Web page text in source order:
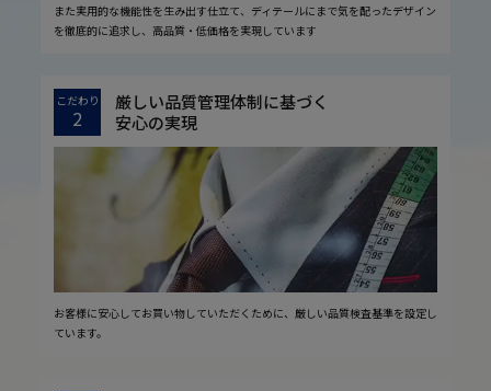
また実用的な機能性を生み出す仕立て、ディテールにまで気を配ったデザイン
を徹底的に追求し、高品質・低価格を実現しています
こだわり
2
厳しい品質管理体制に基づく
安心の実現
お客様に安心してお買い物していただくために、厳しい品質検査基準を設定し
ています。